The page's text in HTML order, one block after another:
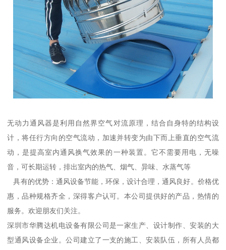
无动力通风器是利用自然界空气对流原理，结合自身特的结构设
计，将任行方向的空气流动，加速并转变为由下而上垂直的空气流
动，是提高室内通风换气效果的一种装置。它不需要用电，无噪
音，可长期运转，排出室内的热气、烟气、异味、水蒸气等
具有的优势：通风设备节能，环保，设计合理，通风良好。价格优
惠，品种规格齐全，深得客户认可。本公司提供好的产品，热情的
服务。欢迎朋友们关注。
深圳市华腾达机电设备有限公司是一家生产、设计制作、安装的大
型通风设备企业。公司建立了一支的施工、安装队伍，所有人员都